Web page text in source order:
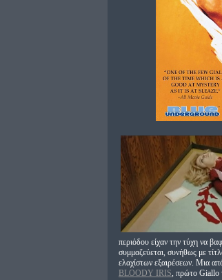
περιόδου είχαν την τύχη να
συμμαζεύεται, συνήθως με
ελαχίστων εξαιρέσεων. Μια
BLOODY IRIS, πρώτο Giallo